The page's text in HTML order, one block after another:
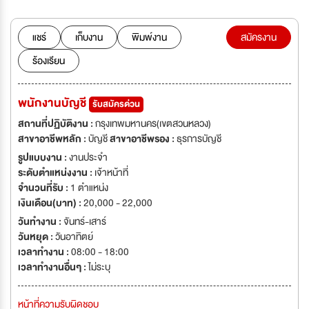
แชร์ เก็บงาน
พิมพ์งาน
ร้องเรียน
สมัครงาน
พนักงานบัญชี รับสมัครด่วน
สถานที่ปฏิบัติงาน :กรุงเทพมหานคร(เขตสวนหลวง)
สาขาอาชีพหลัก :บัญชีสาขาอาชีพรอง :ธุรการบัญชี
รูปแบบงาน :งานประจำ
ระดับตำแหน่งงาน : เจ้าหน้าที่
จำนวนที่รับ : 1 ตำแหน่ง
เงินเดือน(บาท) :20,000 - 22,000
วันทำงาน :จันทร์-เสาร์
วันหยุด :วันอาทิตย์
เวลาทำงาน :08:00 - 18:00
เวลาทำงานอื่นๆ :ไม่ระบุ
หน้าที่ความรับผิดชอบ